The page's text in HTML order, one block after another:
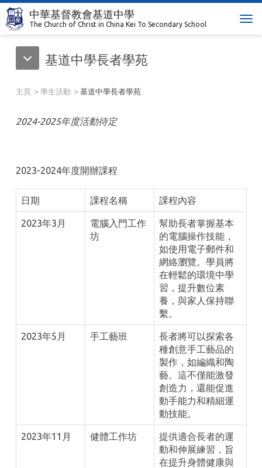
中華基督教會基道中學
The Church of Christ in China Kei To Secondary School
T
i
n
基道中學長者學苑
主頁 學生活動 基道中學長者學苑
2024-2025年度活動待定
2023-2024年度開辦課程
日期 課程名稱 課程內容
2023年3月
電腦入門工作
坊
幫助長者掌握基本
的電腦操作技能，
如使用電子郵件和
網絡瀏覽。學員將
在輕鬆的環境中學
習，提升數位素
養，與家人保持聯
繫。
2023年5月 手工藝班
長者將可以探索各
種創意手工藝品的
製作，如編織和陶
藝。這不僅能激發
創造力，還能促進
動手能力和精細運
動技能。
2023年11月 健體工作坊
提供適合長者的運
動和伸展練習，旨
在提升身體健康與